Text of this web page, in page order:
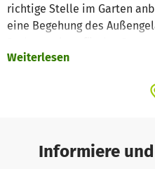
richtige Stelle im Garten
eine Begehung des
von Beschattung im
Wünsche erfüllt werden
die die Wasserbahn
professionelle Wasserbahn
Weiterlesen
Informiere